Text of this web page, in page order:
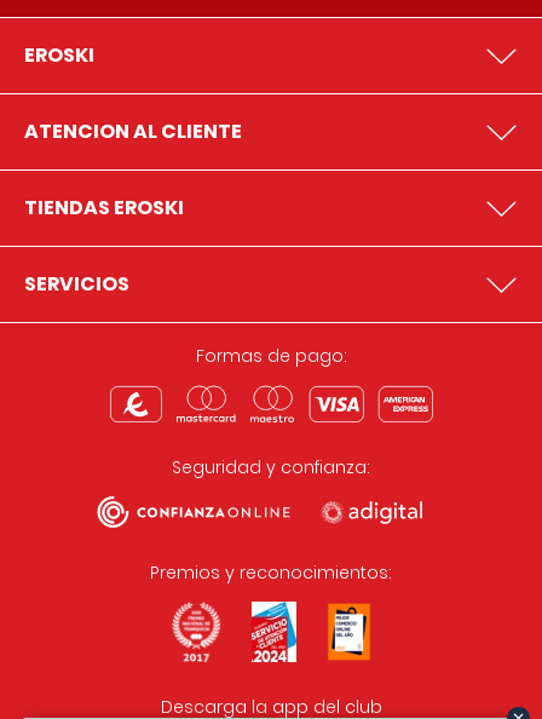
EROSKI
ATENCION AL CLIENTE
TIENDAS EROSKI
SERVICIOS
Formas de pago:
Seguridad y confianza:
Premios y reconocimientos:
Descarga la app del club